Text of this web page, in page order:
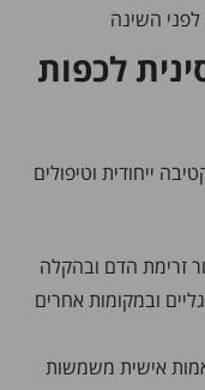
לפני השינה
לכפות
ייחודית וטיפולים
זרימת הדם ובהקלה
ובמקומות אחרים
אישית משמשות